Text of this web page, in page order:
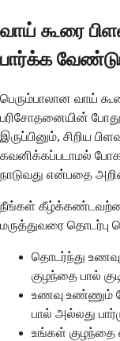
வாய் கூரை
பார்க்க
பெரும்பாலான வாய்
பரிசோதனையின்
இருப்பினும், சிறிய
கவனிக்கப்படாமல்
நாடுவது என்பதை
நீங்கள்
மருத்துவரை
தொடர்ந்து
குழந்தை பால்
உணவு உண்ணும்
பால் அல்லது
உங்கள் குழந்தை